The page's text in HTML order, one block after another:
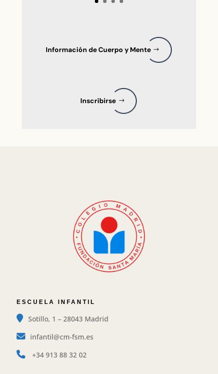
Información de Cuerpo y Mente
Inscribirse
ESCUELA INFANTIL
Sotillo, 1 – 28043 Madrid
infantil@cm-fsm.es
+34 913 88 32 02